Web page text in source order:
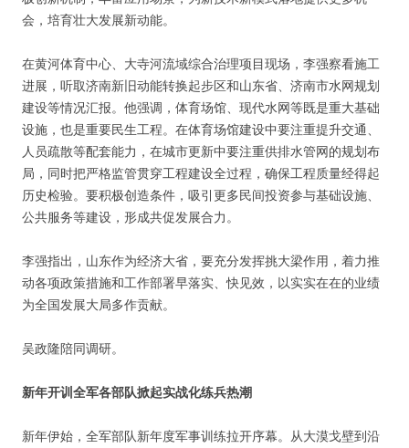
会，培育壮大发展新动能。
在黄河体育中心、大寺河流域综合治理项目现场，李强察看施工
进展，听取济南新旧动能转换起步区和山东省、济南市水网规划
建设等情况汇报。他强调，体育场馆、现代水网等既是重大基础
设施，也是重要民生工程。在体育场馆建设中要注重提升交通、
人员疏散等配套能力，在城市更新中要注重供排水管网的规划布
局，同时把严格监管贯穿工程建设全过程，确保工程质量经得起
历史检验。要积极创造条件，吸引更多民间投资参与基础设施、
公共服务等建设，形成共促发展合力。
李强指出，山东作为经济大省，要充分发挥挑大梁作用，着力推
动各项政策措施和工作部署早落实、快见效，以实实在在的业绩
为全国发展大局多作贡献。
吴政隆陪同调研。
新年开训全军各部队掀起实战化练兵热潮
新年伊始，全军部队新年度军事训练拉开序幕。从大漠戈壁到沿